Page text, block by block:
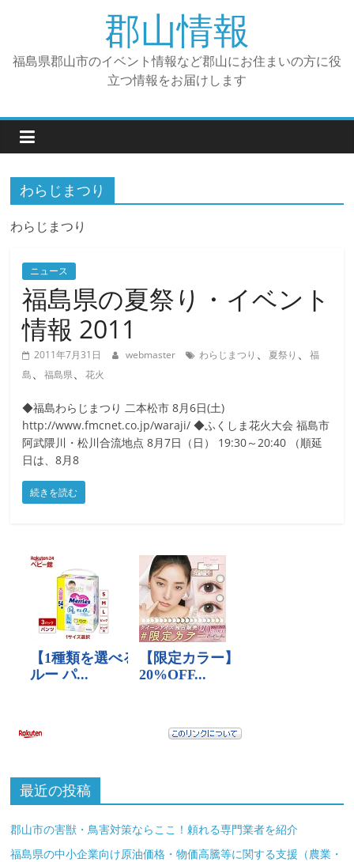
郡山情報
福島県郡山市のイベント情報など郡山にお住まいの方に役
立つ情報をお届けします
わらじまつり
わらじまつり
ニュース
福島県の夏祭り・イベント
情報 2011
2011年7月31日 webmaster わらじまつり 、 夏祭り 、福
島、福島県、花火
◆福島わらじまつり 二本松市 8月6日(土)
http://www.fmcnet.co.jp/waraji/ ◆ふくしま花火大会 福島市
阿武隈川・松川合流地点 8月7日（日） 19:30～20:40 （順延
日は、8月8
続きを読む
最近の投稿
郡山市の害獣・鳥害対策ならここ！頼れる専門業者を紹介
福島県の中小企業向け原油価格・物価高騰等に関する支援（農業・